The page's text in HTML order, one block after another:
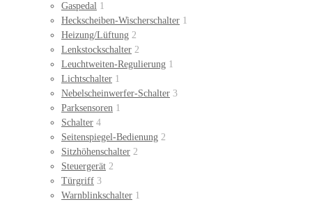
Gaspedal 1
Heckscheiben-Wischerschalter 1
Heizung/Lüftung 2
Lenkstockschalter 2
Leuchtweiten-Regulierung 1
Lichtschalter 1
Nebelscheinwerfer-Schalter 3
Parksensoren 1
Schalter 4
Seitenspiegel-Bedienung 2
Sitzhöhenschalter 2
Steuergerät 2
Türgriff 3
Warnblinkschalter 1